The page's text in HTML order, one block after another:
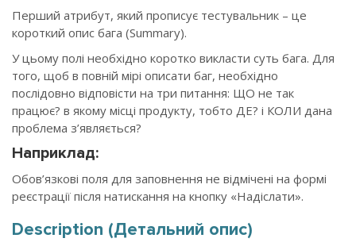
Перший атрибут, який прописує тестувальник – це
короткий опис бага (Summary).
У цьому полі необхідно коротко викласти суть бага. Для
того, щоб в повній мірі описати баг, необхідно
послідовно відповісти на три питання: ЩО не так
працює? в якому місці продукту, тобто ДЕ? і КОЛИ дана
проблема з’являється?
Наприклад:
Обов’язкові поля для заповнення не відмічені на формі
реєстрації після натискання на кнопку «Надіслати».
Description (Детальний опис)